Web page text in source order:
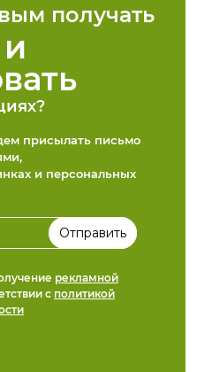
получать
присылать письмо
и персональных
рекламной
с политикой